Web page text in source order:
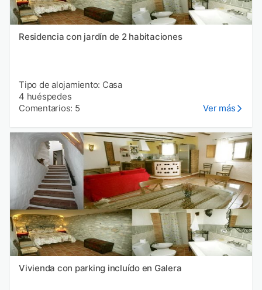
Residencia con jardín de 2 habitaciones
Tipo de alojamiento: Casa
4 huéspedes
Comentarios: 5
Ver más
Vivienda con parking incluído en Galera